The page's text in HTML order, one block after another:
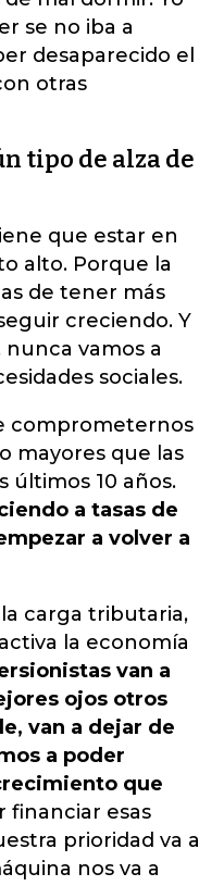
se no iba a
desaparecido el
otras
tipo de alza de
que estar en
alto. Porque la
de tener más
creciendo. Y
vamos a
sociales.
comprometernos
mayores que las
últimos 10 años.
a tasas de
a volver a
carga tributaria,
la economía
van a
ojos otros
van a dejar de
a poder
que
financiar esas
prioridad va a
nos va a